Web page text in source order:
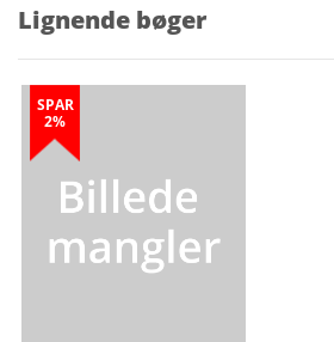
Lignende bøger
SPAR
2%